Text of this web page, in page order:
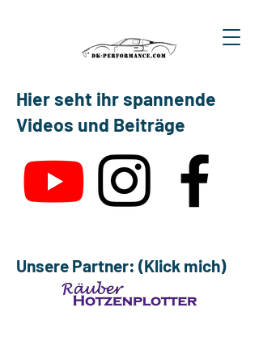
Hier seht ihr spannende
Videos und Beiträge
Unsere Partner: (Klick mich)